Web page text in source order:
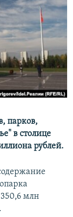
парков,
в столице
рублей.
млн